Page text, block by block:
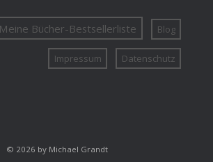
Meine Bücher-Bestsellerliste Blog
Impressum Datenschutz
© 2026 by Michael Grandt